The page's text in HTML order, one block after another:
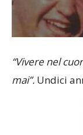
“Vivere nel
mai”. Undici